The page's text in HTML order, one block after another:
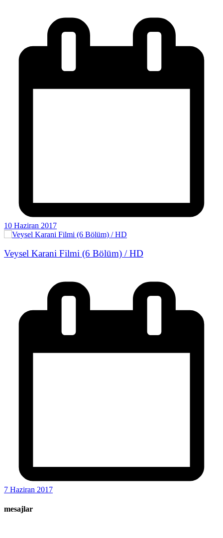
10 Haziran 2017
Veysel Karani Filmi (6 Bölüm) / HD
7 Haziran 2017
mesajlar